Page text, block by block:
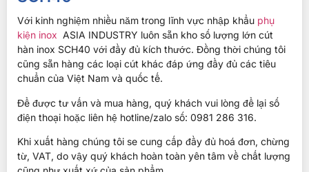
Với kinh nghiệm nhiều năm trong lĩnh vực nhập khẩu phụ
kiện inox ASIA INDUSTRY luôn sẵn kho số lượng lớn cút
hàn inox SCH40 với đầy đủ kích thước. Đồng thời chúng tôi
cũng sẵn hàng các loại cút khác đáp ứng đầy đủ các tiêu
chuẩn của Việt Nam và quốc tế.
Để được tư vấn và mua hàng, quý khách vui lòng để lại số
điện thoại hoặc liên hệ hotline/zalo số: 0981 286 316.
Khi xuất hàng chúng tôi se cung cấp đầy đủ hoá đơn, chừng
từ, VAT, do vậy quý khách hoàn toàn yên tâm về chất lượng